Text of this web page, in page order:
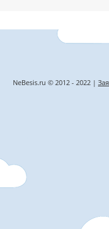
NeBesis.ru © 2012 - 2022 |